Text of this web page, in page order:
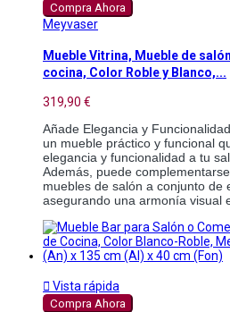
Compra Ahora
Meyvaser
Mueble Vitrina, Mueble de
cocina, Color Roble y Blanco,...
319,90 €
Añade Elegancia y
un mueble práctico y funcional
elegancia y funcionalidad a tu
Además, puede
muebles de salón a conjunto de
asegurando una armonía visual
 Vista rápida
Compra Ahora